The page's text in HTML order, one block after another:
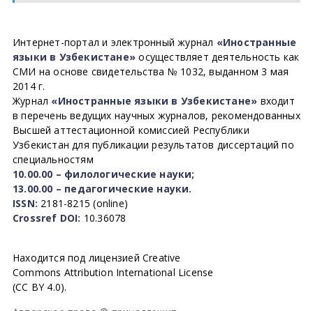
Интернет-портал и электронный журнал «Иностранные
языки в Узбекистане» осуществляет деятельность как
СМИ на основе свидетельства № 1032, выданном 3 мая
2014 г.
Журнал «Иностранные языки в Узбекистане» входит
в перечень ведущих научных журналов, рекомендованных
Высшей аттестационной комиссией Республики
Узбекистан для публикации результатов диссертаций по
специальностям
10.00.00 – филологические науки;
13.00.00 – педагогические науки.
ISSN: 2181-8215 (online)
Crossref DOI: 10.36078
Находится под лицензией Creative
Commons Attribution International License
(CC BY 4.0).